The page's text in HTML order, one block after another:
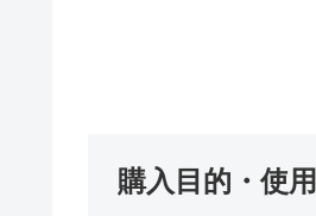
購入目的・使